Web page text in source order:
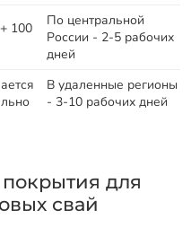
100
По центральной
России - 2-5 рабочих
дней
В удаленные регионы
- 3-10 рабочих дней
для
свай